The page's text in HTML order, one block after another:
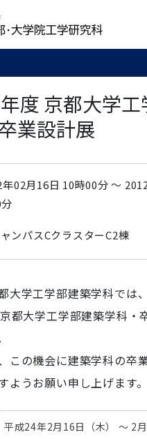
度 京都大学
業設計展
ja/news-
events/admg/240216
年02月16日 10時00分～
ンパスCクラスターC2棟
大学工学部建築学科では
都大学工学部建築学科・
この機会に建築学科の卒
ようお願い申し上げます。
平成24年2月16日（木） ～ 2月